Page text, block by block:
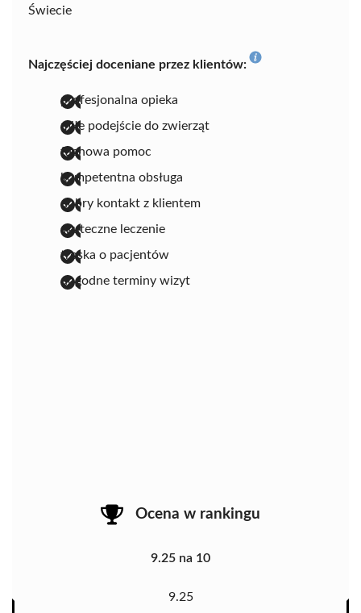
Świecie
Najczęściej doceniane przez klientów:
profesjonalna opieka
miłe podejście do zwierząt
fachowa pomoc
kompetentna obsługa
dobry kontakt z klientem
skuteczne leczenie
troska o pacjentów
dogodne terminy wizyt
Ocena w rankingu
9.25 na 10
9.25